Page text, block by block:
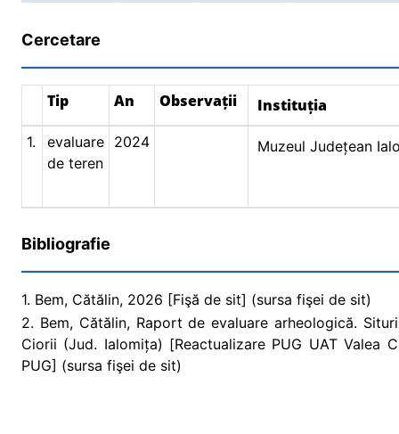
Cercetare
Tip An Observații Instituția
1.
evaluare
de teren
2024 Muzeul Județean
Bibliografie
1. Bem, Cătălin, 2026 [Fişă de sit] (sursa fişei de sit)
2. Bem, Cătălin, Raport de evaluare arheologică.
Ciorii (Jud. Ialomița) [Reactualizare PUG UAT Valea
PUG] (sursa fişei de sit)